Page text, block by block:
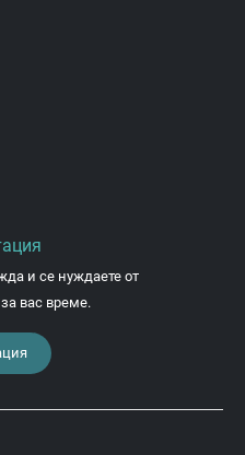
и се нуждаете от
вас време.